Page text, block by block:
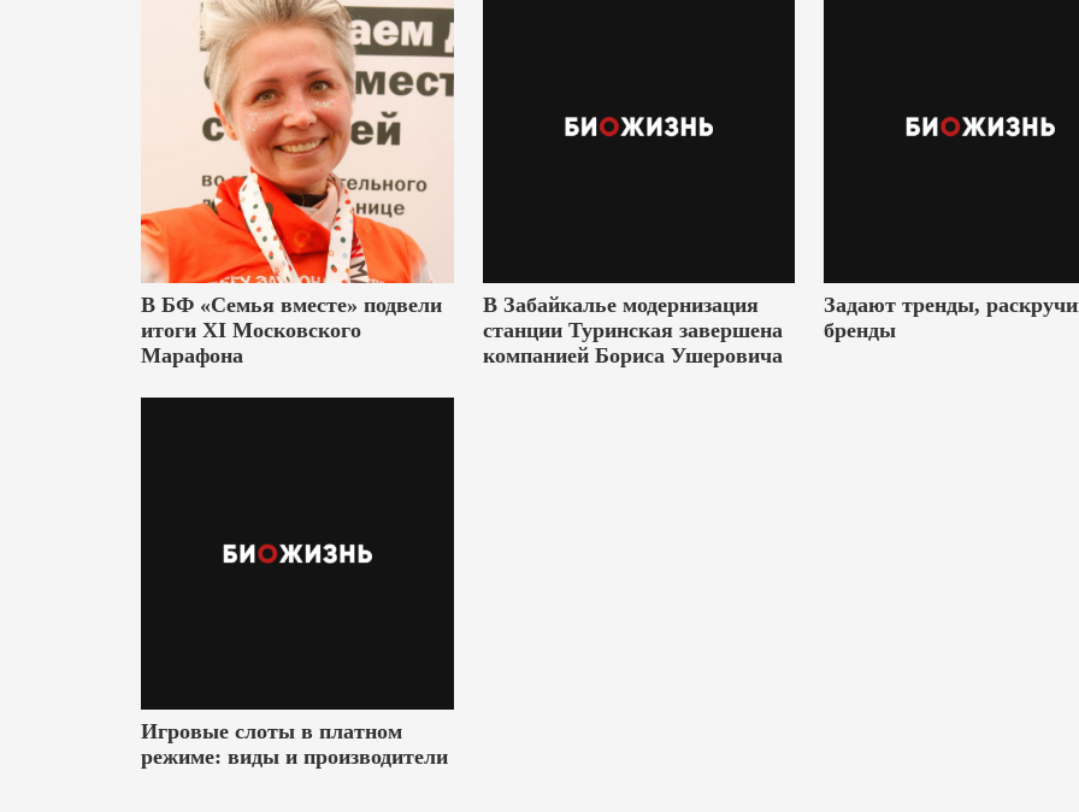
В БФ «Семья вместе» подвели
итоги XI Московского
Марафона
В Забайкалье модернизация
станции Туринская завершена
компанией Бориса Ушеровича
Задают тренды,
бренды
Игровые слоты в платном
режиме: виды и производители